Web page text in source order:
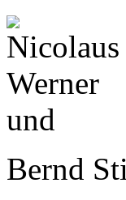
Bernd